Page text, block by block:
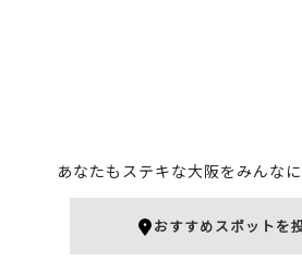
あなたもステキな大阪をみんな
おすすめスポットを